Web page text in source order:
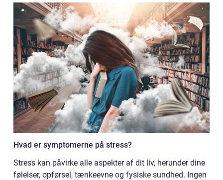
Hvad er symptomerne på stress?
Stress kan påvirke alle aspekter af dit liv, herunder dine
følelser, opførsel, tænkeevne og fysiske sundhed. Ingen